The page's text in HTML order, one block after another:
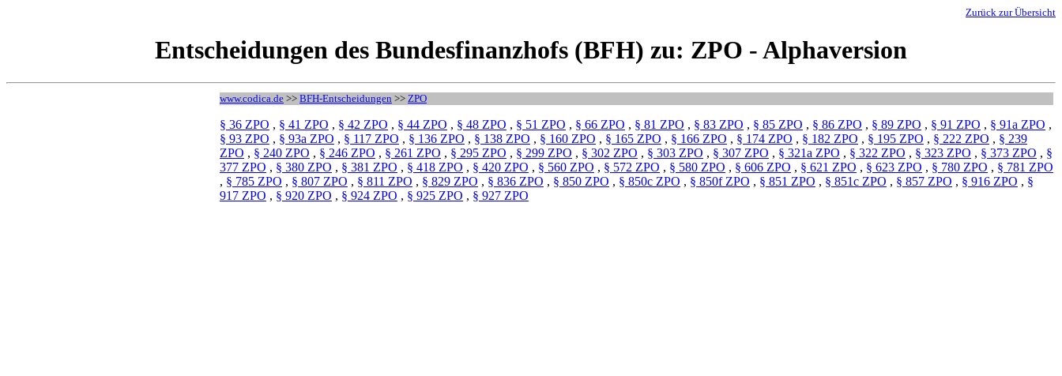
Zurück zur Übersicht
Entscheidungen des Bundesfinanzhofs (BFH) zu: ZPO - Alphaversion
www.codica.de >> BFH-Entscheidungen >> ZPO
§ 36 ZPO , § 41 ZPO , § 42 ZPO , § 44 ZPO , § 48 ZPO , § 51 ZPO , § 66 ZPO , § 81 ZPO , § 83 ZPO , § 85 ZPO , § 86 ZPO , § 89 ZPO , § 91 ZPO , § 91a ZPO ,
§ 93 ZPO , § 93a ZPO , § 117 ZPO , § 136 ZPO , § 138 ZPO , § 160 ZPO , § 165 ZPO , § 166 ZPO , § 174 ZPO , § 182 ZPO , § 195 ZPO , § 222 ZPO , § 239
ZPO , § 240 ZPO , § 246 ZPO , § 261 ZPO , § 295 ZPO , § 299 ZPO , § 302 ZPO , § 303 ZPO , § 307 ZPO , § 321a ZPO , § 322 ZPO , § 323 ZPO , § 373 ZPO , §
377 ZPO , § 380 ZPO , § 381 ZPO , § 418 ZPO , § 420 ZPO , § 560 ZPO , § 572 ZPO , § 580 ZPO , § 606 ZPO , § 621 ZPO , § 623 ZPO , § 780 ZPO , § 781 ZPO
, § 785 ZPO , § 807 ZPO , § 811 ZPO , § 829 ZPO , § 836 ZPO , § 850 ZPO , § 850c ZPO , § 850f ZPO , § 851 ZPO , § 851c ZPO , § 857 ZPO , § 916 ZPO , §
917 ZPO , § 920 ZPO , § 924 ZPO , § 925 ZPO , § 927 ZPO